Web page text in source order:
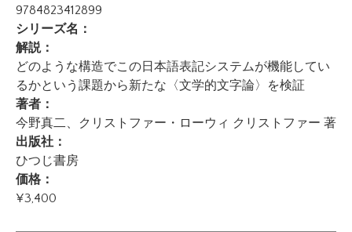
9784823412899
シリーズ名：
解説：
どのような構造でこの日本語表記システムが機能してい
るかという課題から新たな〈文学的文字論〉を検証
著者：
今野真二、クリストファー・ローウィ クリストファー 著
出版社：
ひつじ書房
価格：
¥3,400